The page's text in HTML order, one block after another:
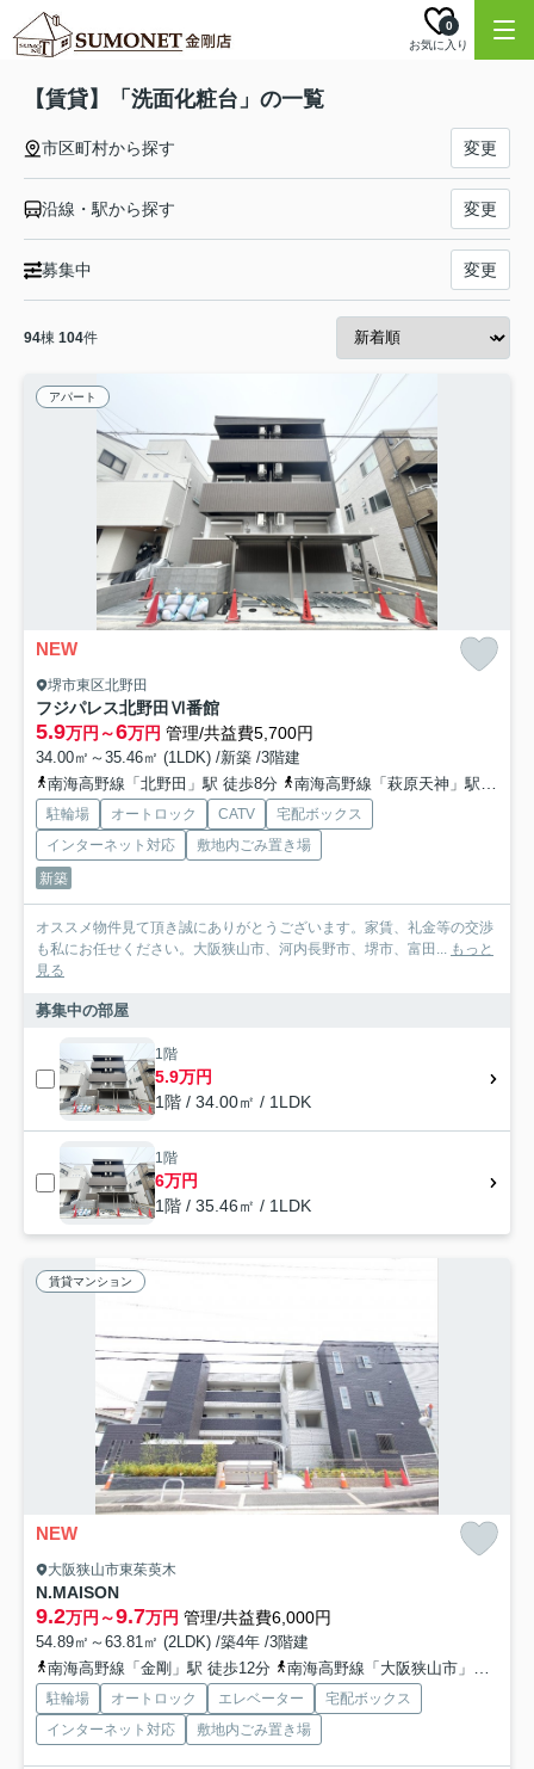
お気に入り
0
【賃貸】「洗面化粧台」の一覧
市区町村から探す 変更
沿線・駅から探す 変更
募集中 変更
94棟 104件
アパート
NEW
堺市東区北野田
フジパレス北野田Ⅵ番館
5.9万円～6万円 管理/共益費5,700円
34.00㎡～35.46㎡ (1LDK) /新築 /3階建
南海高野線「北野田」駅 徒歩8分
南海高野線「萩原天神」駅 徒歩20分
駐輪場 オートロック CATV
宅配ボックス
インターネット対応
敷地内ごみ置き場
新築
オススメ物件見て頂き誠にありがとうございます。家賃、礼金等の交渉
も私にお任せください。大阪狭山市、河内長野市、堺市、富田... もっと
見る
募集中の部屋
1階
5.9万円
1階 / 34.00㎡ / 1LDK
1階
6万円
1階 / 35.46㎡ / 1LDK
賃貸マンション
NEW
大阪狭山市東茱萸木
N.MAISON
9.2万円～9.7万円 管理/共益費6,000円
54.89㎡～63.81㎡ (2LDK) /築4年 /3階建
南海高野線「金剛」駅 徒歩12分
南海高野線「大阪狭山市」駅 徒歩24分
駐輪場 オートロック エレベーター
宅配ボックス
インターネット対応
敷地内ごみ置き場